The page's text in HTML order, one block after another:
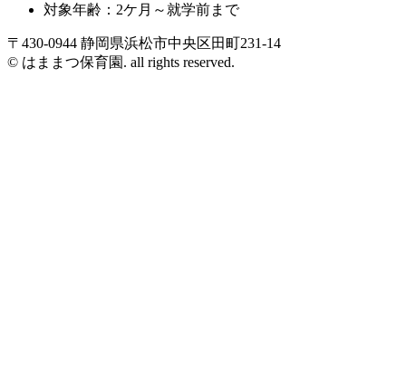
対象年齢：2ケ月～就学前まで
〒430-0944 静岡県浜松市中央区田町231-14
© はままつ保育園. all rights reserved.